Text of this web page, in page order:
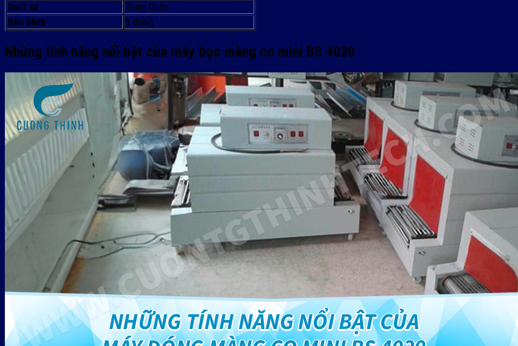
Xuất xứ
Trung Quốc
Bảo hành
3 tháng
Những tính năng nổi bật của máy bọc màng co mini BS 4020